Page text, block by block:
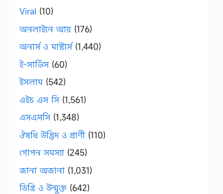
Viral (10)
অনলাইনে আয় (176)
অনার্স ও মাস্টার্স(1,440)
ই-সার্ভিস(60)
ইসলাম(542)
এইচ এস সি(1,561)
এসএসসি(1,348)
ঔষধি উদ্ভিদ ও প্রাণী (110)
গোপন সমস্যা (245)
জানা অজানা (1,031)
ডিগ্রি ও উন্মুক্ত (642)